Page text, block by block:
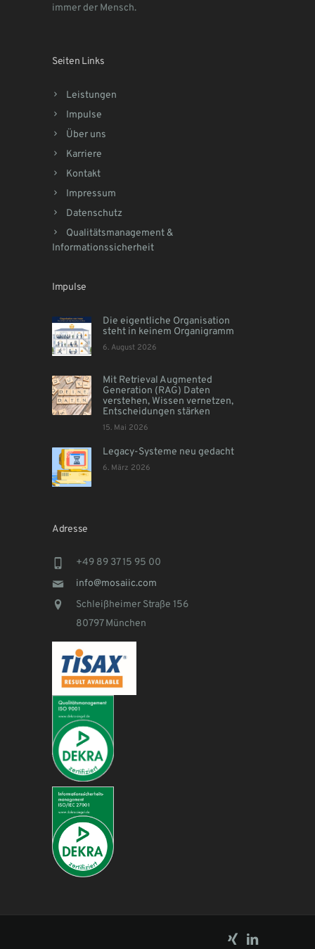
immer der Mensch.
Seiten Links
Leistungen
Impulse
Über uns
Karriere
Kontakt
Impressum
Datenschutz
Qualitätsmanagement &
Informationssicherheit
Impulse
Die eigentliche Organisation
steht in keinem Organigramm
6. August 2026
Mit Retrieval Augmented
Generation (RAG) Daten
verstehen, Wissen vernetzen,
Entscheidungen stärken
15. Mai 2026
Legacy-Systeme neu gedacht
6. März 2026
Adresse
+49 89 37 15 95 00
info@mosaiic.com
Schleißheimer Straße 156
80797 München